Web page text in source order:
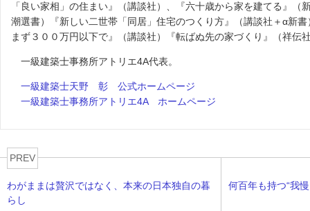
「良い家相」の住まい』（講談社）、『六十歳から家を建てる』（
潮選書）『新しい二世帯「同居」住宅のつくり方』（講談社＋α新
まず３００万円以下で』（講談社）『転ばぬ先の家づくり』（祥伝
一級建築士事務所アトリエ4A代表。
一級建築士天野 彰 公式ホームページ
一級建築士事務所アトリエ4A ホームページ
PREV
わがままは贅沢ではなく、本来の日本独自の暮
らし
何百年も持つ“我